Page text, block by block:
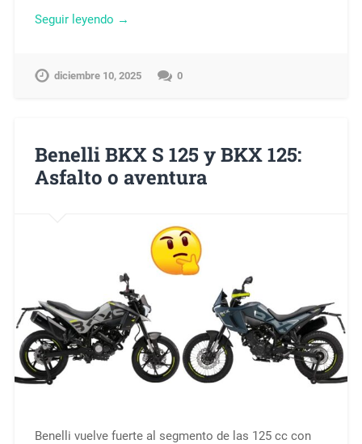
Seguir leyendo →
diciembre 10, 2025 0
Benelli BKX S 125 y BKX 125:
Asfalto o aventura
Benelli vuelve fuerte al segmento de las 125 cc con